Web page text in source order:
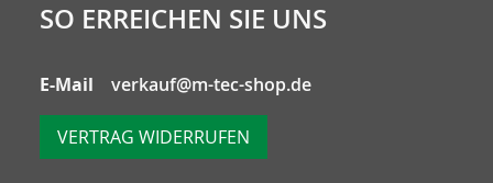
SO ERREICHEN SIE UNS
E-Mail verkauf@m-tec-shop.de
VERTRAG WIDERRUFEN